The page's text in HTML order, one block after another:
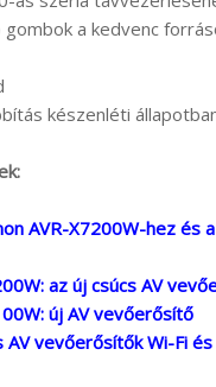
gombok a kedvenc
készenléti
AVR-X7200W-hez és
az új csúcs AV
új AV vevőerősítő
AV vevőerősítők Wi-Fi